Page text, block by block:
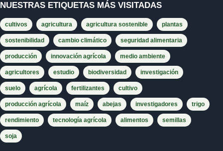
NUESTRAS ETIQUETAS MÁS VISITADAS
cultivos agricultura agricultura sostenible plantas
sostenibilidad cambio climático seguridad alimentaria
producción innovación agrícola medio ambiente
agricultores estudio biodiversidad investigación
suelo agrícola fertilizantes cultivo
producción agrícola maíz abejas investigadores trigo
rendimiento tecnología agrícola alimentos semillas
soja